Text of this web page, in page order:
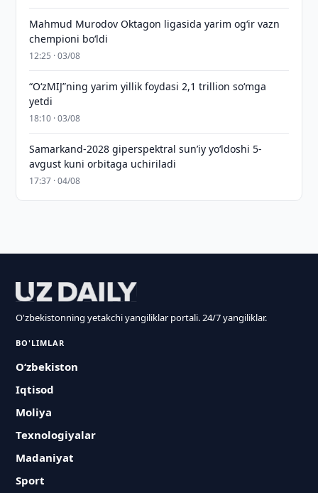
Mahmud Murodov Oktagon ligasida yarim og‘ir vazn
chempioni bo‘ldi
12:25 · 03/08
“O‘zMIJ”ning yarim yillik foydasi 2,1 trillion so‘mga
yetdi
18:10 · 03/08
Samarkand-2028 giperspektral sun’iy yo‘ldoshi 5-
avgust kuni orbitaga uchiriladi
17:37 · 04/08
O'zbekistonning yetakchi yangiliklar portali. 24/7 yangiliklar.
BO'LIMLAR
O‘zbekiston
Iqtisod
Moliya
Texnologiyalar
Madaniyat
Sport